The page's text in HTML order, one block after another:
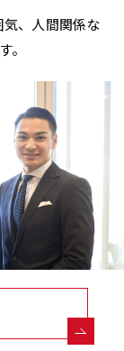
、人間関係な
。